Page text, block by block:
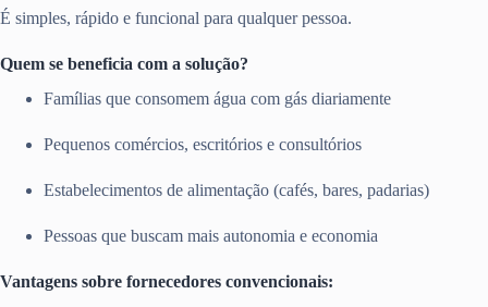
É simples, rápido e funcional para qualquer pessoa.
Quem se beneficia com a solução?
Famílias que consomem água com gás diariamente
Pequenos comércios, escritórios e consultórios
Estabelecimentos de alimentação (cafés, bares, padarias)
Pessoas que buscam mais autonomia e economia
Vantagens sobre fornecedores convencionais: